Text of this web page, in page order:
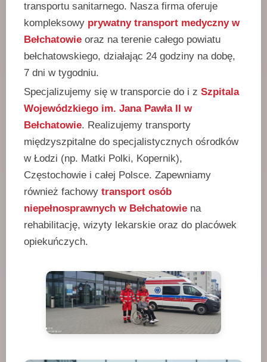
transportu sanitarnego. Nasza firma oferuje
kompleksowy prywatny transport medyczny w
Bełchatowie oraz na terenie całego powiatu
bełchatowskiego, działając 24 godziny na dobę,
7 dni w tygodniu.
Specjalizujemy się w transporcie do i z Szpitala
Wojewódzkiego im. Jana Pawła II w
Bełchatowie. Realizujemy transporty
międzyszpitalne do specjalistycznych ośrodków
w Łodzi (np. Matki Polki, Kopernik),
Częstochowie i całej Polsce. Zapewniamy
również fachowy transport osób
niepełnosprawnych w Bełchatowie na
rehabilitację, wizyty lekarskie oraz do placówek
opiekuńczych.